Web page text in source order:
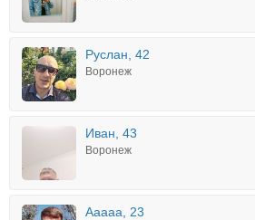
Руслан, 42
Воронеж
Иван, 43
Воронеж
Ааааа, 23